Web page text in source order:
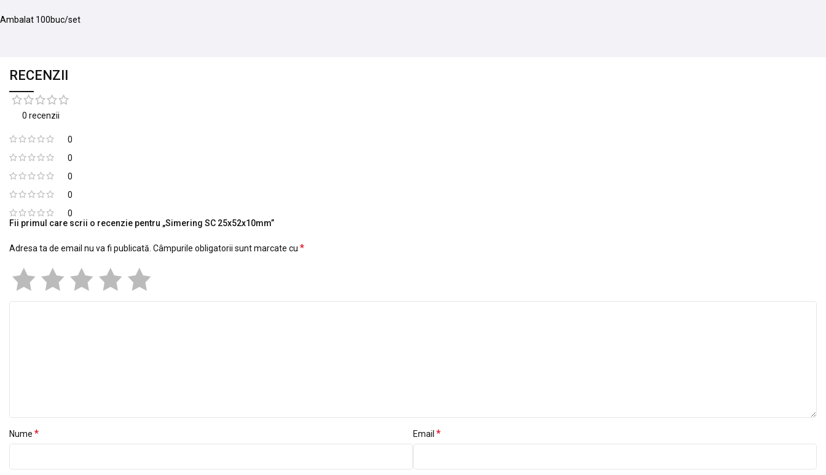
Ambalat 100buc/set
RECENZII
0 recenzii
0
0
0
0
0
Fii primul care scrii o recenzie pentru „Simering SC 25x52x10mm”
Adresa ta de email nu va fi publicată. Câmpurile obligatorii sunt marcate cu *
Nume * Email *